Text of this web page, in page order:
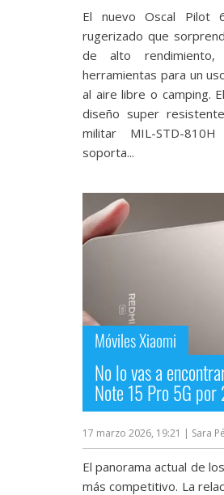
El nuevo Oscal Pilot
rugerizado que
de alto
herramientas para un
al aire libre o camping.
diseño super
militar MIL-STD-
soporta...
Móviles Xiaomi
No lo vas a
Note 15 Pro 5G por
17 marzo 2026, 19:21 | Sara
El panorama actual de
más competitivo. La